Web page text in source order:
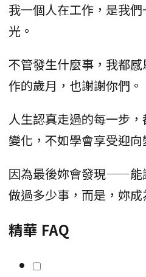
我一個人在工作，是我
光。
不管發生什麼事，我都
作的歲月，也謝謝你們。
人生認真走過的每一步
變化，不如學會享受迎向
因為最後妳會發現——能
做過多少事，而是，妳
精華 FAQ